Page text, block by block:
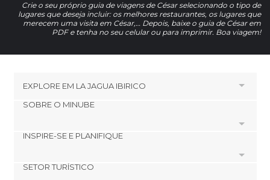
Crie o seu próprio guia de viagens de César selecionando o tipo de
lugares que deseja incluir: os melhores restaurantes, os lugares que
merecem uma visita em César,… Depois, baixe o guia de César em
PDF e tenha no seu celular ou para imprimir. Boa viagem!
EXPLORE EM LA JAGUA IBIRICO
Hotéis em Apalachicola
Hotéis em Assat
SOBRE O MINUBE
Cookies
Política de privacidade
INSPIRE-SE E PLANIFIQUE
footer@item_discovertips_anchor
SETOR TURÍSTICO